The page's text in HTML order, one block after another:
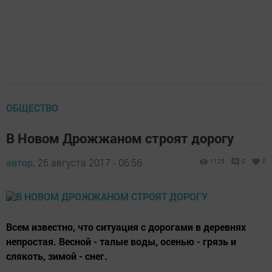
ОБЩЕСТВО
В Новом Дрожжаном строят дорогу
автор, 26 августа 2017 - 06:56 1125 0 0
Всем известно, что ситуация с дорогами в деревнях
непростая. Весной - талые воды, осенью - грязь и
слякоть, зимой - снег.